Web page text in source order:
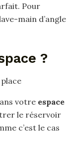
Pour
main d’angle
?
place
votre espace
le réservoir
c’est le cas